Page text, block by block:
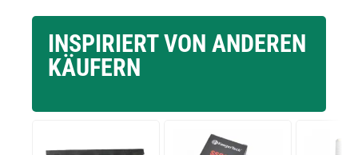
INSPIRIERT VON ANDEREN
KÄUFERN